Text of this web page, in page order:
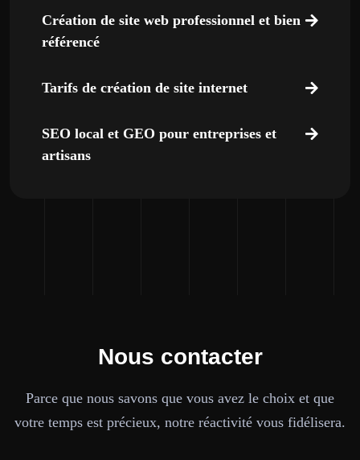
Création de site web professionnel et bien
référencé
Tarifs de création de site internet
SEO local et GEO pour entreprises et
artisans
Nous contacter
Parce que nous savons que vous avez le choix et que
votre temps est précieux, notre réactivité vous fidélisera.